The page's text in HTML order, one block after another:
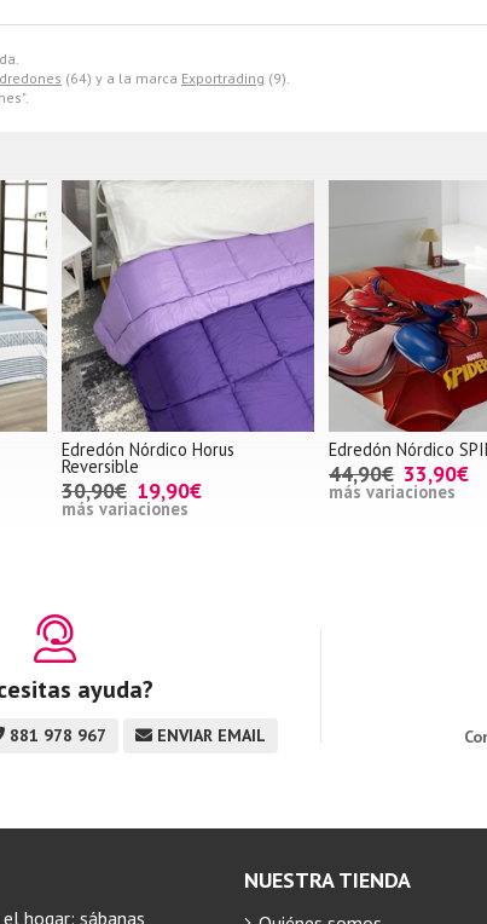
(64) y a la marca Exportrading (9).
Edredón Nórdico Horus
Reversible
30,90€ 19,90€
más variaciones
Edredón Nórdico
44,90€ 33,90€
más variaciones
ayuda?
881 978 967 ENVIAR EMAIL
hogar: sábanas,
NUESTRA TIENDA